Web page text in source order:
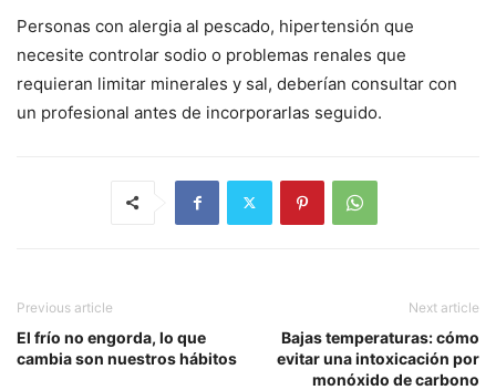
Personas con alergia al pescado, hipertensión que
necesite controlar sodio o problemas renales que
requieran limitar minerales y sal, deberían consultar con
un profesional antes de incorporarlas seguido.
Previous article
El frío no engorda, lo que
cambia son nuestros hábitos
Next article
Bajas temperaturas: cómo
evitar una intoxicación por
monóxido de carbono